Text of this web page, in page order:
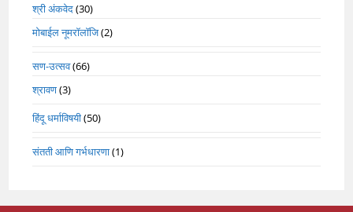
श्री अंकवेद(30)
मोबाईल नूमरॉलॉजि(2)
सण-उत्सव(66)
श्रावण(3)
हिंदू धर्माविषयी(50)
संतती आणि गर्भधारणा(1)